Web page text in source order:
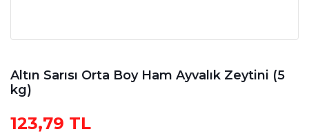
Altın Sarısı Orta Boy Ham Ayvalık Zeytini (5
kg)
123,79 TL